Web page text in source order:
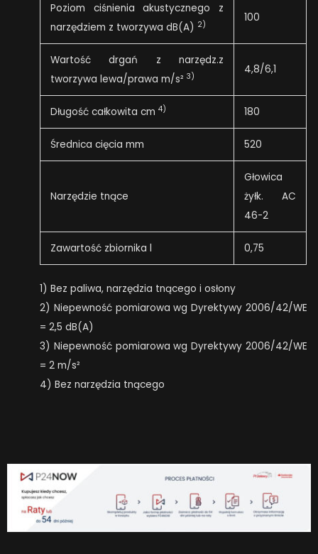
Poziom ciśnienia akustycznego z
narzędziem z tworzywa dB(A) 2)
100
Wartość drgań z narzędz.z
tworzywa lewa/prawa m/s² 3)
4,8/6,1
Długość całkowita cm 4) 180
Średnica cięcia mm 520
Narzędzie tnące
Głowica
żyłk. AC
46-2
Zawartość zbiornika l 0,75
1) Bez paliwa, narzędzia tnącego i osłony
2) Niepewność pomiarowa wg Dyrektywy 2006/42/WE
= 2,5 dB(A)
3) Niepewność pomiarowa wg Dyrektywy 2006/42/WE
= 2 m/s²
4) Bez narzędzia tnącego